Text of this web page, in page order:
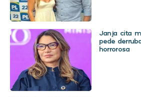
Janja cita
pede
horrorosa